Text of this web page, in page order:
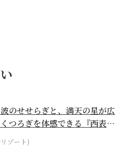
のせせらぎと、満天の星が広
つろぎを体感できる『西表島
ゾート)